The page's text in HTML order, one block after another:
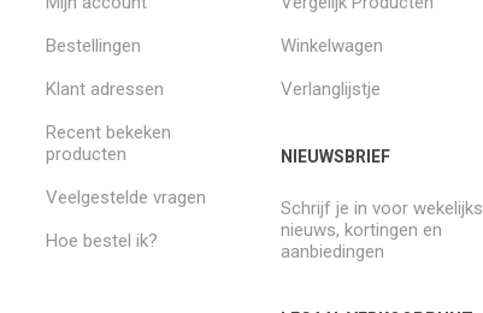
Bestellingen
Klant adressen
Recent bekeken
producten
Veelgestelde vragen
Hoe bestel ik?
Winkelwagen
Verlanglijstje
NIEUWSBRIEF
Schrijf je in voor wekelijks
nieuws, kortingen en
aanbiedingen